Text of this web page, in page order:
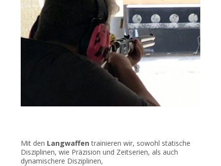
Mit den Langwaffen trainieren wir, sowohl statische
Disziplinen, wie Präzision und Zeitserien, als auch
dynamischere Disziplinen,